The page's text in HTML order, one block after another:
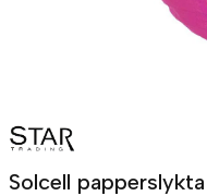
Solcell